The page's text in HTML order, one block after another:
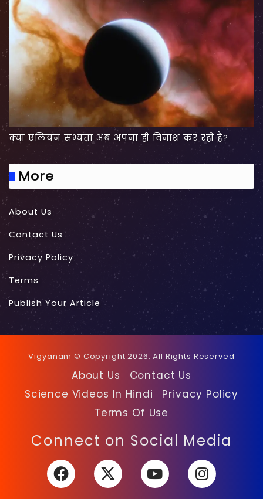
क्या एलियन सभ्यता अब अपना ही विनाश कर रहीं हैं?
More
About Us
Contact Us
Privacy Policy
Terms
Publish Your Article
Vigyanam © Copyright 2026. All Rights Reserved
About Us
Contact Us
Science Videos In Hindi
Privacy Policy
Terms Of Use
FacebookX YouTube